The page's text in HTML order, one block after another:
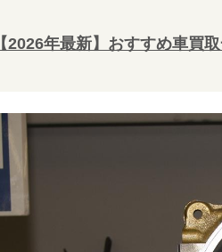
【2026年最新】おすすめ車買